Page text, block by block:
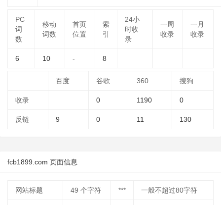
PC
词
数
移动
词数
首页
位置
索
引
24小
时收
录
一周
收录
一月
收录
6 10 - 8
百度 谷歌 360 搜狗
收录 0 1190 0
反链 9 0 11 130
fcb1899.com 页面信息
网站标题 49 个字符 *** 一般不超过80字符